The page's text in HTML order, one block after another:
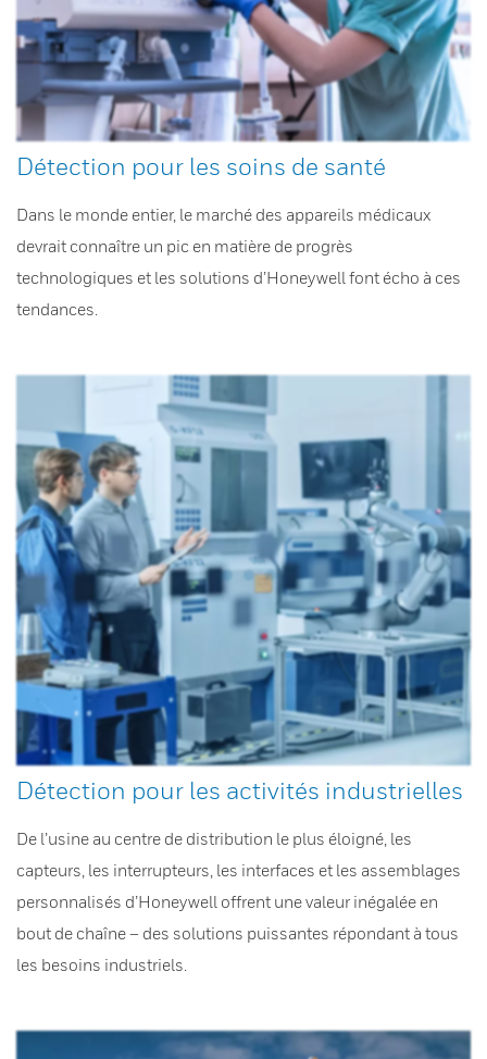
Détection pour les soins de santé
Dans le monde entier, le marché des appareils médicaux
devrait connaître un pic en matière de progrès
technologiques et les solutions d’Honeywell font écho à ces
tendances.
Détection pour les activités industrielles
De l’usine au centre de distribution le plus éloigné, les
capteurs, les interrupteurs, les interfaces et les assemblages
personnalisés d’Honeywell offrent une valeur inégalée en
bout de chaîne – des solutions puissantes répondant à tous
les besoins industriels.